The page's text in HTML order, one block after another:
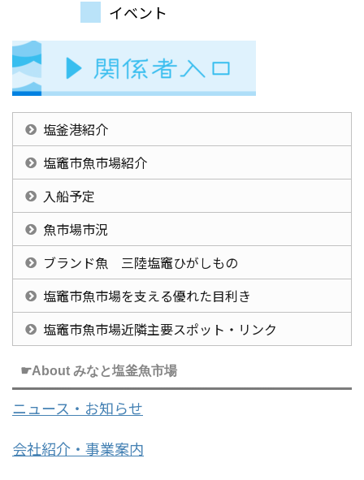
イベント
塩釜港紹介
塩竈市魚市場紹介
入船予定
魚市場市況
ブランド魚 三陸塩竈ひがしもの
塩竈市魚市場を支える優れた目利き
塩竈市魚市場近隣主要スポット・リンク
☛About みなと塩釜魚市場
ニュース・お知らせ
会社紹介・事業案内